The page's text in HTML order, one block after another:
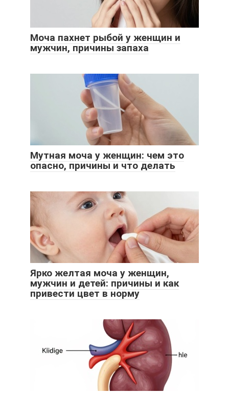
Моча пахнет рыбой у женщин и
мужчин, причины запаха
Мутная моча у женщин: чем это
опасно, причины и что делать
Ярко желтая моча у женщин,
мужчин и детей: причины и как
привести цвет в норму